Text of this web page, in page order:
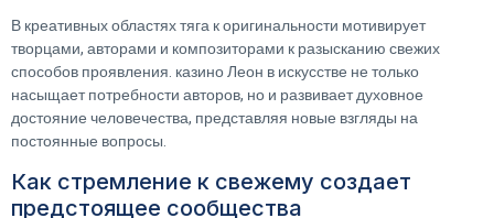
В креативных областях тяга к оригинальности мотивирует
творцами, авторами и композиторами к разысканию свежих
способов проявления. казино Леон в искусстве не только
насыщает потребности авторов, но и развивает духовное
достояние человечества, представляя новые взгляды на
постоянные вопросы.
Как стремление к свежему создает
предстоящее сообщества